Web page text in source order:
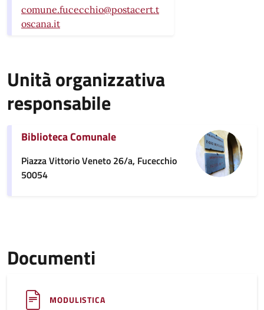
comune.fucecchio@postacert.t
oscana.it
Unità organizzativa
responsabile
Biblioteca Comunale
Piazza Vittorio Veneto 26/a, Fucecchio
50054
Documenti
MODULISTICA